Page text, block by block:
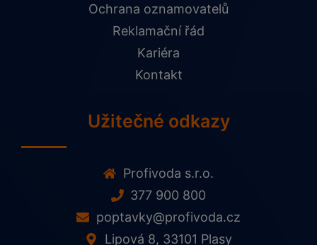
Ochrana oznamovatelů
Reklamační řád
Kariéra
Kontakt
Užitečné odkazy
Profivoda s.r.o.
377 900 800
poptavky@profivoda.cz
Lipová 8, 33101 Plasy